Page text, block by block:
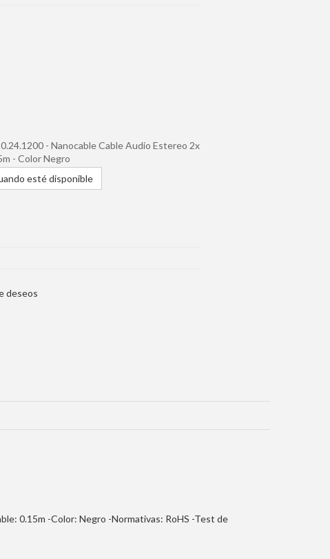
- Nanocable Cable Audio Estereo 2x
- Color Negro
esté disponible
deseos
0.15m -Color: Negro -Normativas: RoHS -Test de